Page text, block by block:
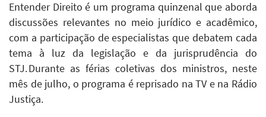
Entender Direito é um programa quinzenal que aborda
discussões relevantes no meio jurídico e acadêmico,
com a participação de especialistas que debatem cada
tema à luz da legislação e da jurisprudência do
STJ. Durante as férias coletivas dos ministros, neste
mês de julho, o programa é reprisado na TV e na Rádio
Justiça.